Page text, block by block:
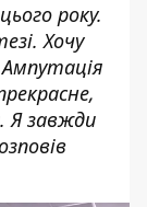
року.
Хочу
Я завжди